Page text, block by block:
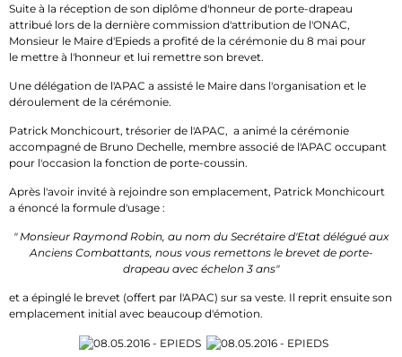
Suite à la réception de son diplôme d'honneur de porte-drapeau
attribué lors de la dernière commission d'attribution de l'ONAC,
Monsieur le Maire d'Epieds a profité de la cérémonie du 8 mai pour
le mettre à l'honneur et lui remettre son brevet.
Une délégation de l'APAC a assisté le Maire dans l'organisation et le
déroulement de la cérémonie.
Patrick Monchicourt, trésorier de l'APAC, a animé la cérémonie
accompagné de Bruno Dechelle, membre associé de l'APAC occupant
pour l'occasion la fonction de porte-coussin.
Après l'avoir invité à rejoindre son emplacement, Patrick Monchicourt
a énoncé la formule d'usage :
" Monsieur Raymond Robin, au nom du Secrétaire d'Etat délégué aux
Anciens Combattants, nous vous remettons le brevet de porte-
drapeau avec échelon 3 ans"
et a épinglé le brevet (offert par l'APAC) sur sa veste. Il reprit ensuite son
emplacement initial avec beaucoup d'émotion.